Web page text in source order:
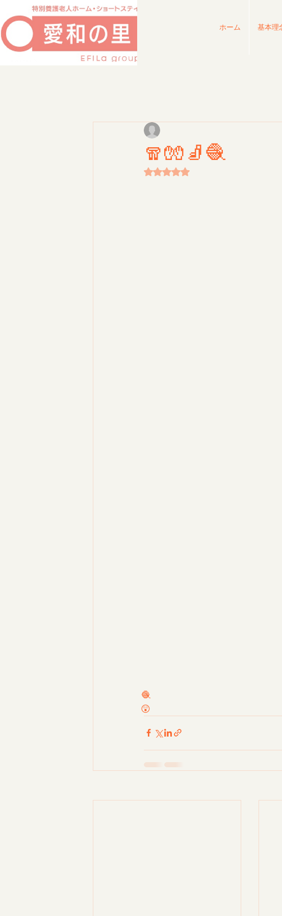
ホーム 基本理
🧣🧤🧦🧶
とあるユニットでは先月辺りより編み物ブーム🧶
ちなみに世の中も編み物ブームで毛糸が品薄だとか😲　　　担当:すが